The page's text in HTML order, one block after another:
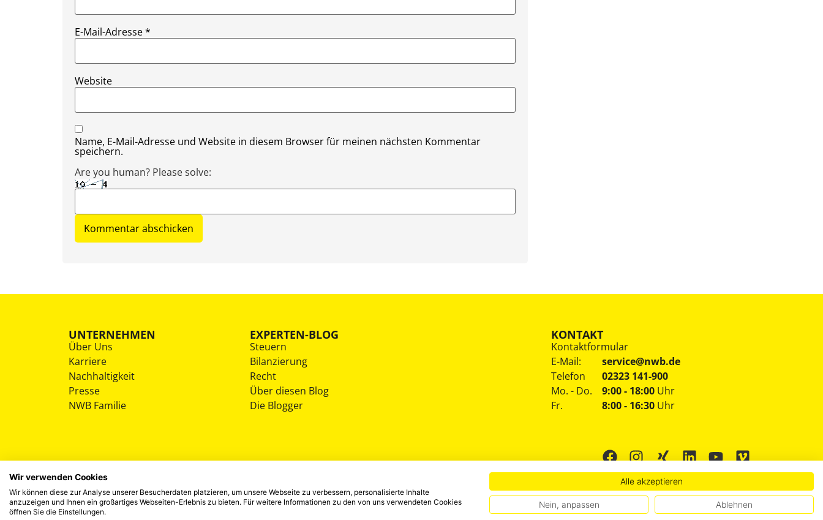
E-Mail-Adresse*
Website
Name, E-Mail-Adresse und Website in diesem Browser für meinen nächsten Kommentar
speichern.
Are you human? Please solve:
UNTERNEHMEN
Über Uns
Karriere
Nachhaltigkeit
Presse
NWB Familie
EXPERTEN-BLOG
Steuern
Bilanzierung
Recht
Über diesen Blog
Die Blogger
KONTAKT
Kontaktformular
E-Mail:
service@nwb.de
Telefon
02323 141-900
Mo. - Do.
Fr.
9:00 - 18:00 Uhr
8:00 - 16:30 Uhr
©2026 IMPRESSUM
Wir verwenden Cookies
Wir können diese zur Analyse unserer Besucherdaten platzieren, um unsere Webseite zu verbessern, personalisierte Inhalte
anzuzeigen und Ihnen ein großartiges Webseiten-Erlebnis zu bieten. Für weitere Informationen zu den von uns verwendeten Cookies
öffnen Sie die Einstellungen.
Alle akzeptieren
Nein, anpassen Ablehnen